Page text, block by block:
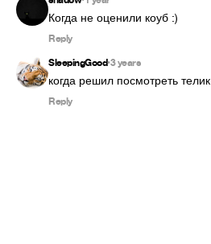
Когда не оценили коуб :)
Reply
SleepingGood•3 years
когда решил посмотреть телик
Reply